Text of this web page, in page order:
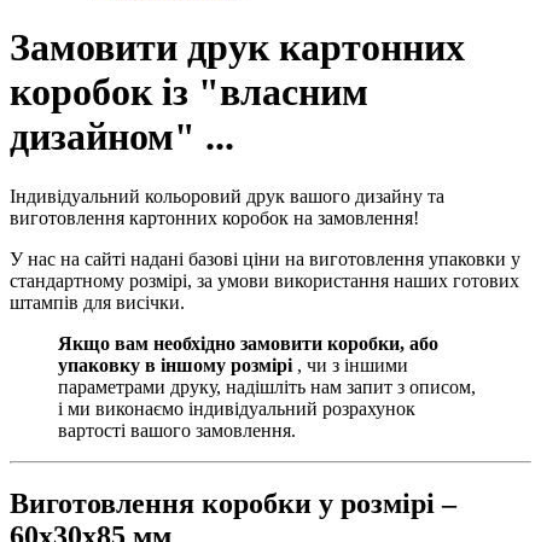
Замовити друк картонних
коробок із "власним
дизайном" ...
Індивідуальний кольоровий друк вашого дизайну та
виготовлення картонних коробок на замовлення!
У нас на сайті надані базові ціни на виготовлення упаковки у
стандартному розмірі, за умови використання наших готових
штампів для висічки.
Якщо вам необхідно замовити коробки, або
упаковку в іншому розмірі , чи з іншими
параметрами друку, надішліть нам запит з описом,
і ми виконаємо індивідуальний розрахунок
вартості вашого замовлення.
Виготовлення коробки у розмірі –
60х30х85 мм